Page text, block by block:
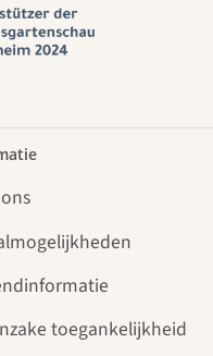
toegankelijkheid